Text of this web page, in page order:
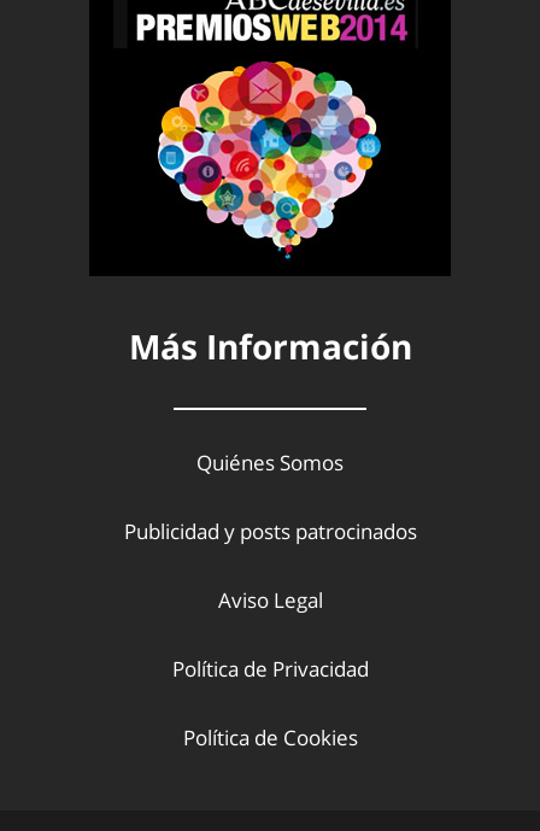
Más Información
Quiénes Somos
Publicidad y posts patrocinados
Aviso Legal
Política de Privacidad
Política de Cookies